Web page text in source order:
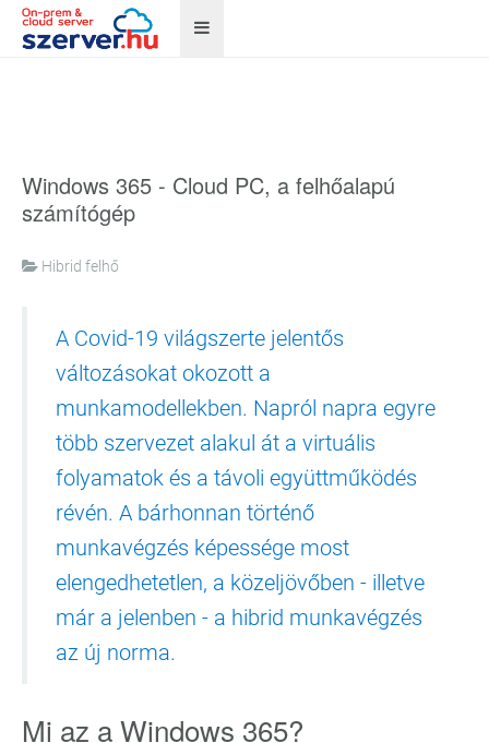
Windows 365 - Cloud PC, a felhőalapú
számítógép
Hibrid felhő
A Covid-19 világszerte jelentős
változásokat okozott a
munkamodellekben. Napról napra egyre
több szervezet alakul át a virtuális
folyamatok és a távoli együttműködés
révén. A bárhonnan történő
munkavégzés képessége most
elengedhetetlen, a közeljövőben - illetve
már a jelenben - a hibrid munkavégzés
az új norma.
Mi az a Windows 365?